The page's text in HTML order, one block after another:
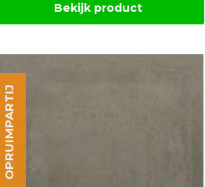
Bekijk product
OPRUIMPARTIJ